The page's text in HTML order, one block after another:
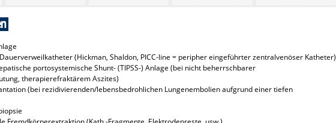
(Hickman, Shaldon, PICC-line = peripher eingeführter zentralvenöser Katheter)
portosystemische Shunt- (TIPSS-) Anlage (bei nicht beherrschbarer
therapierefraktärem Aszites)
(bei rezidivierenden/lebensbedrohlichen Lungenembolien aufgrund einer tiefen